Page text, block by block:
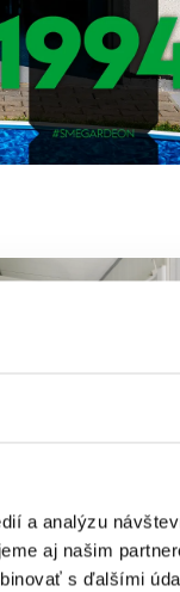
a analýzu
aj našim
s ďalšími